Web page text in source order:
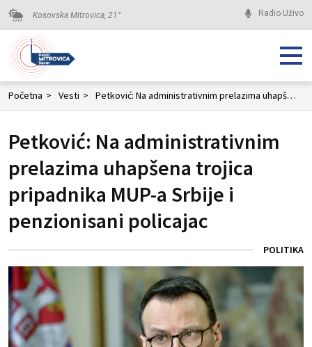
Kosovska Mitrovica, 21 ° Radio Uživo
Početna > Vesti > Petković: Na administrativnim prelazima uhapšena trojica pripadnika MUP-a Srbije i penzionisani policajac
Petković: Na administrativnim
prelazima uhapšena trojica
pripadnika MUP-a Srbije i
penzionisani policajac
POLITIKA